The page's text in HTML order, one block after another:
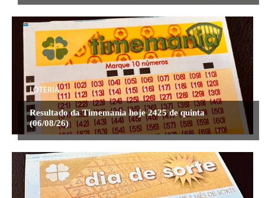
LOTERIA
Resultado da Timemania hoje 2425 de quinta
(06/08/26)